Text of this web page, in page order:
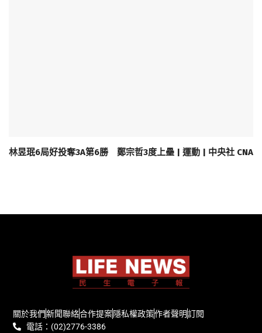
林昱珉6局好投奪3A第6勝 鄭宗哲3度上壘 | 運動 | 中央社 CNA
關於我們新聞聯絡合作提案隱私權政策作者聲明訂閱
電話：(02)2776-3386